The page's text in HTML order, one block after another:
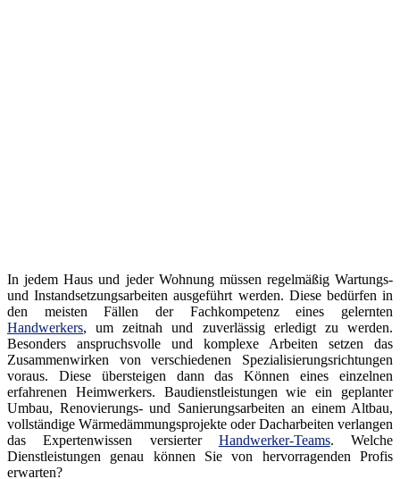
In jedem Haus und jeder Wohnung müssen regelmäßig Wartungs-
und Instandsetzungsarbeiten ausgeführt werden. Diese bedürfen in
den meisten Fällen der Fachkompetenz eines gelernten
Handwerkers, um zeitnah und zuverlässig erledigt zu werden.
Besonders anspruchsvolle und komplexe Arbeiten setzen das
Zusammenwirken von verschiedenen Spezialisierungsrichtungen
voraus. Diese übersteigen dann das Können eines einzelnen
erfahrenen Heimwerkers. Baudienstleistungen wie ein geplanter
Umbau, Renovierungs- und Sanierungsarbeiten an einem Altbau,
vollständige Wärmedämmungsprojekte oder Dacharbeiten verlangen
das Expertenwissen versierter Handwerker-Teams. Welche
Dienstleistungen genau können Sie von hervorragenden Profis
erwarten?